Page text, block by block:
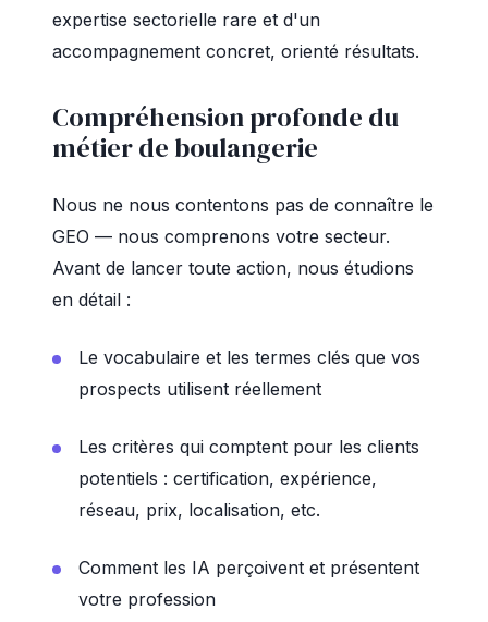
expertise sectorielle rare et d'un
accompagnement concret, orienté résultats.
Compréhension profonde du
métier de boulangerie
Nous ne nous contentons pas de connaître le
GEO — nous comprenons votre secteur.
Avant de lancer toute action, nous étudions
en détail :
Le vocabulaire et les termes clés que vos
prospects utilisent réellement
Les critères qui comptent pour les clients
potentiels : certification, expérience,
réseau, prix, localisation, etc.
Comment les IA perçoivent et présentent
votre profession